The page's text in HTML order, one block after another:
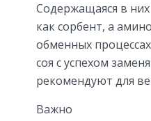
Содержащаяся в них
как сорбент, а
обменных
соя с успехом
рекомендуют для
Важно